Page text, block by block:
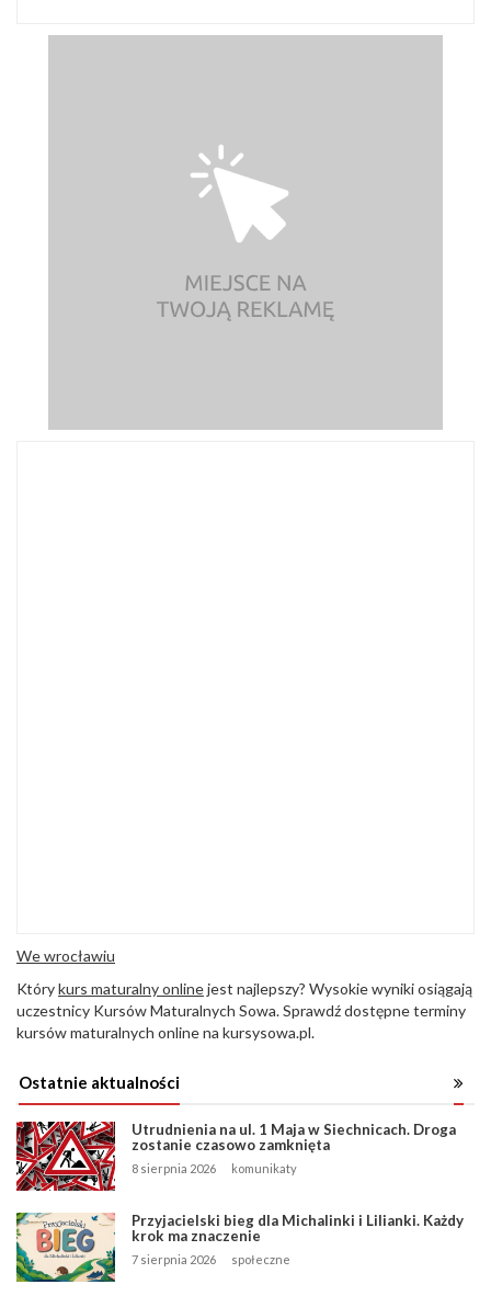
We wrocławiu
Którykurs maturalny onlinejest najlepszy? Wysokie wyniki osiągają
uczestnicy Kursów Maturalnych Sowa. Sprawdź dostępne terminy
kursów maturalnych online na kursysowa.pl.
Ostatnie aktualności
Utrudnienia na ul. 1 Maja w Siechnicach. Droga
zostanie czasowo zamknięta
8 sierpnia 2026 komunikaty
Przyjacielski bieg dla Michalinki i Lilianki. Każdy
krok ma znaczenie
7 sierpnia 2026 społeczne